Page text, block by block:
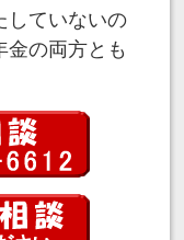
していないの
金の両方とも